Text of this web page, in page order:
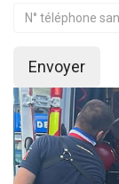
Envoyer